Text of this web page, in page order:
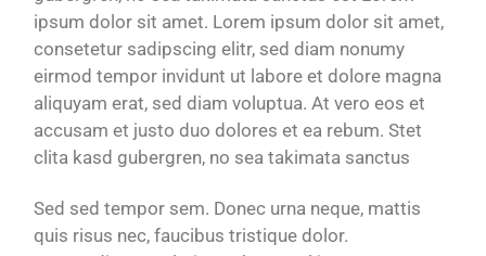
ipsum dolor sit amet. Lorem ipsum dolor sit amet,
consetetur sadipscing elitr, sed diam nonumy
eirmod tempor invidunt ut labore et dolore magna
aliquyam erat, sed diam voluptua. At vero eos et
accusam et justo duo dolores et ea rebum. Stet
clita kasd gubergren, no sea takimata sanctus
Sed sed tempor sem. Donec urna neque, mattis
quis risus nec, faucibus tristique dolor.